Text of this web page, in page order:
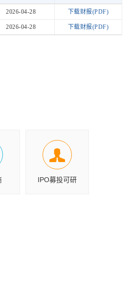
发布时间 下载
2026-04-28 下载财报(PDF)
2026-04-28 下载财报(PDF)
IPO募投可研